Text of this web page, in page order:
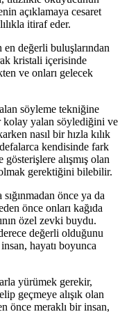
açıklamaya cesaret
itiraf eder.
değerli buluşlarından
kristali içerisinde
ve onları gelecek
söyleme tekniğine
kolay yalan söylediğini ve
nasıl bir hızla kılık
kendisinde fark
alışmış olan
gerektiğini bilebilir.
önce ya da
önce onları kağıda
özel zevki buydu.
değerli olduğunu
hayatı boyunca
yürümek gerekir,
geçmeye alışık olan
önce meraklı bir insan,